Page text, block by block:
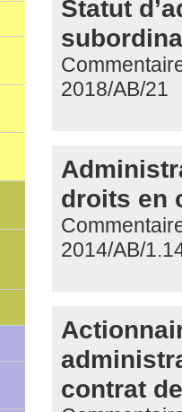
Statut
2018/AB/21
droits en
2014/AB/
contrat